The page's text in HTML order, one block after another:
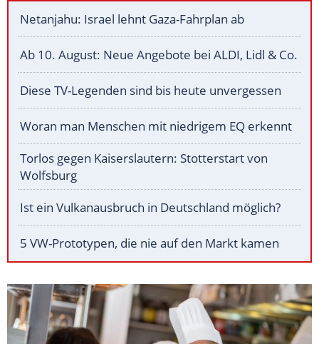
Netanjahu: Israel lehnt Gaza-Fahrplan ab
Ab 10. August: Neue Angebote bei ALDI, Lidl & Co.
Diese TV-Legenden sind bis heute unvergessen
Woran man Menschen mit niedrigem EQ erkennt
Torlos gegen Kaiserslautern: Stotterstart von
Wolfsburg
Ist ein Vulkanausbruch in Deutschland möglich?
5 VW-Prototypen, die nie auf den Markt kamen